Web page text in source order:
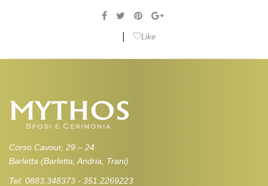
Like
Corso Cavour, 29 – 24
Barletta (Barletta, Andria, Trani)
Tel: 0883.348373 - 351.2269223